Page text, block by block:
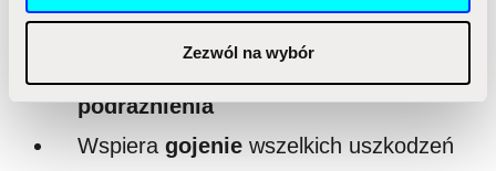
otrzymanymi od Ciebie lub uzyskanymi podczas
korzystania z ich usług.Zezwól na wybór
stany zapalne i
podrażnienia
Wspiera gojenie wszelkich uszkodzeń